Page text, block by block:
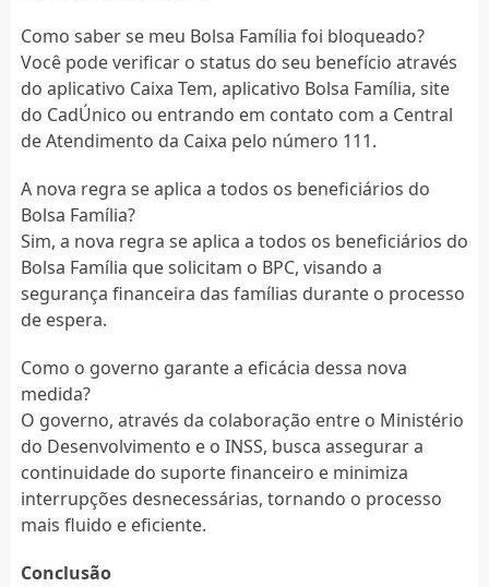
Como saber se meu Bolsa Família foi bloqueado?
Você pode verificar o status do seu benefício através
do aplicativo Caixa Tem, aplicativo Bolsa Família, site
do CadÚnico ou entrando em contato com a Central
de Atendimento da Caixa pelo número 111.
A nova regra se aplica a todos os beneficiários do
Bolsa Família?
Sim, a nova regra se aplica a todos os beneficiários do
Bolsa Família que solicitam o BPC, visando a
segurança financeira das famílias durante o processo
de espera.
Como o governo garante a eficácia dessa nova
medida?
O governo, através da colaboração entre o Ministério
do Desenvolvimento e o INSS, busca assegurar a
continuidade do suporte financeiro e minimiza
interrupções desnecessárias, tornando o processo
mais fluido e eficiente.
Conclusão